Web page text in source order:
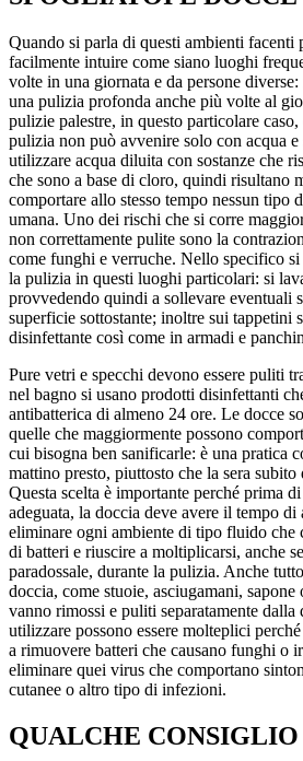
Quando si parla di questi ambienti facenti
facilmente intuire come siano luoghi
volte in una giornata e da persone
una pulizia profonda anche più volte al
pulizie palestre, in questo particolare
pulizia non può avvenire solo con acqua e
utilizzare acqua diluita con sostanze che
che sono a base di cloro, quindi risultano
comportare allo stesso tempo nessun tipo
umana. Uno dei rischi che si corre
non correttamente pulite sono la
come funghi e verruche. Nello specifico
la pulizia in questi luoghi particolari: si
provvedendo quindi a sollevare eventuali
superficie sottostante; inoltre sui tappetini
disinfettante così come in armadi e
Pure vetri e specchi devono essere puliti
nel bagno si usano prodotti disinfettanti
antibatterica di almeno 24 ore. Le docce
quelle che maggiormente possono
cui bisogna ben sanificarle: è una pratica
mattino presto, piuttosto che la sera
Questa scelta è importante perché prima
adeguata, la doccia deve avere il tempo di
eliminare ogni ambiente di tipo fluido che
di batteri e riuscire a moltiplicarsi, anche
paradossale, durante la pulizia. Anche
doccia, come stuoie, asciugamani,
vanno rimossi e puliti separatamente dalla
utilizzare possono essere molteplici
a rimuovere batteri che causano funghi o
eliminare quei virus che comportano
cutanee o altro tipo di infezioni.
QUALCHE CONSIGLIO